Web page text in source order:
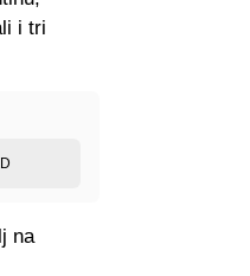
i tri
na